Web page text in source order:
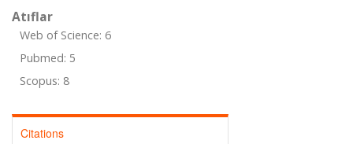
Atıflar
Web of Science: 6
Pubmed: 5
Scopus: 8
Citations